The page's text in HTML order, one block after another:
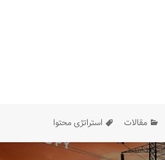
دسته‌ها
مقالات برچسب‌ها
استراتژی محتوا